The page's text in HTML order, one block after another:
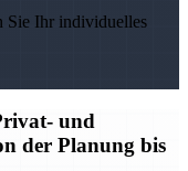
Sie Ihr individuelles
und
der Planung bis